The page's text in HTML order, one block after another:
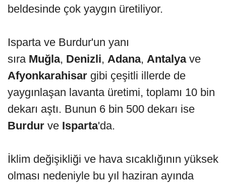
beldesinde çok yaygın üretiliyor.
Isparta ve Burdur'un yanı
sıra Muğla, Denizli, Adana, Antalyave
Afyonkarahisar gibi çeşitli illerde de
yaygınlaşan lavanta üretimi, toplamı 10 bin
dekarı aştı. Bunun 6 bin 500 dekarı ise
Burdur ve Isparta'da.
İklim değişikliği ve hava sıcaklığının yüksek
olması nedeniyle bu yıl haziran ayında